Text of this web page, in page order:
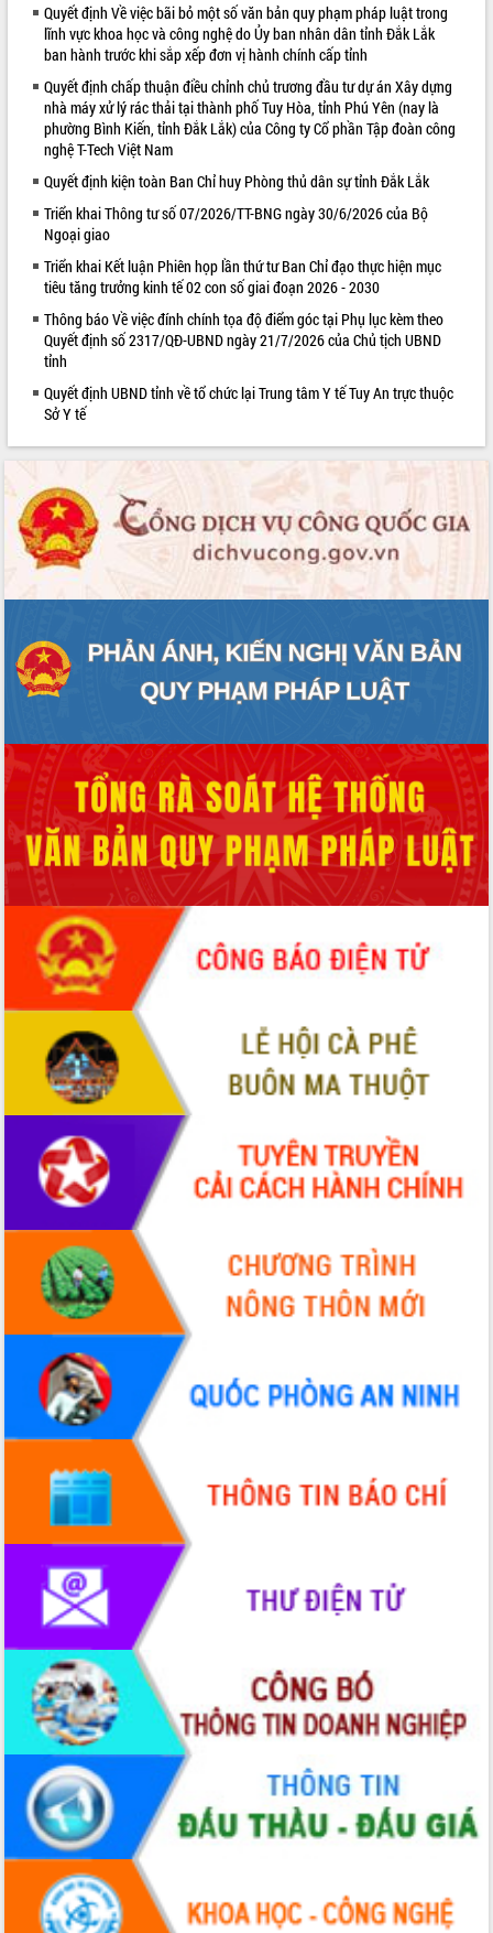
Loading the player...
Khám bệnh, cấp phát thuốc miễn phí
và tặng quà người dân xã Cư Pui
Hội nghị UBND tỉnh Đắk Lắk thường kỳ
tháng 7/2026
Lễ truy tặng danh hiệu “Bà Mẹ Việt
Nam Anh hùng” và trao Huân chương
Lao động
UBND tỉnh Đắk Lắk triển khai nhiệm
vụ 6 tháng cuối năm 2026
Kỳ họp thứ Hai, Hội đồng nhân dân
tỉnh khóa XI quyết nghị nhiều nội dung
quan trọng
Bí thư Tỉnh ủy Lương Nguyễn Minh
cách mạng
văn hóa, thể thao đáp ứng yêu cầu
Thường trực HĐND tỉnh Đắk Lắk gặp
mặt Đoàn chuyên gia y tế TP. Hồ Chí
Minh
Lễ truy điệu và an táng hài cốt liệt sĩ
xuất khẩu sầu riêng và triển khai quy
định EUDR
Thứ trưởng Bộ Nông nghiệp và Môi
sầu riêng tại Đắk Lắk
Trình diễn nghệ thuật chế biến các
món ăn từ sầu riêng
Đắk Lắk công bố Quy hoạch và xúc
tiến đầu tư tỉnh
Ngành cá ngừ Đắk Lắk chủ động thích
ứng để giữ vững thị trường xuất khẩu
Diễn đàn Kinh tế tư nhân Việt Nam đột
phá cơ chế - Hợp tác công tư
Đề án 06 tạo bước ngoặt đột phá trong
cải cách hành chính tỉnh Đắk Lắk
Kết nối tour, đẩy mạnh chuyển đổi số
để phát triển du lịch Đắk Lắk
Khởi động Dự án Đầu tư xây dựng hạ
tầng kỹ thuật Cụm công nghiệp Tân
Gặp mặt các cơ quan báo chí nhân Kỷ
niệm 101 năm Ngày Báo chí Cách
mạng Việt Nam
Đắk Lắk sơ kết 4 năm triển khai thực
hiện Đề án 06 của Chính phủ
Họp báo thông tin về Hội nghị Công bố
Quy hoạch và Xúc tiến đầu tư tỉnh Đắk
Khơi thông điểm nghẽn, đẩy nhanh
giải ngân vốn khắc phục thiên tai
HĐND tỉnh thông qua điều chỉnh Quy
hoạch tỉnh thời kỳ 2021-2030
Hội thảo góp ý hồ sơ điều chỉnh quy
hoạch tỉnh Đắk Lắk thời kỳ 2021-2030,
tầm nhìn đến năm 2050
Nâng cao hiệu quả hoạt động của các
doanh nghiệp nhà nước
Hội nghị triển khai kết nối mạng
truyền số liệu chuyên dùng phục vụ cơ
quan Đảng, Nhà nước
Lễ phát động chuỗi hoạt động chung
tay làm sạch môi trường
Xã Ea Kar bước chuyển mình trong
công tác cải cách hành chính mô hình
mới
UBND tỉnh họp báo định kỳ tháng 4
năm 2026
Hội thảo khoa học “Giải pháp thúc đẩy
phát triển nền kinh tế xanh tại tỉnh
Đắk Lắk”
Tăng cường giám sát, đôn đốc thực
hiện nhiệm vụ quản lý tài sản công
hàng tuần
ALBUM ẢNH
LIÊN KẾT WEB
Quyết định Về việc bãi bỏ một số văn bản quy phạm pháp luật trong
lĩnh vực khoa học và công nghệ do Ủy ban nhân dân tỉnh Đắk Lắk
ban hành trước khi sắp xếp đơn vị hành chính cấp tỉnh
Quyết định chấp thuận điều chỉnh chủ trương đầu tư dự án Xây dựng
nhà máy xử lý rác thải tại thành phố Tuy Hòa, tỉnh Phú Yên (nay là
phường Bình Kiến, tỉnh Đắk Lắk) của Công ty Cổ phần Tập đoàn công
nghệ T-Tech Việt Nam
Quyết định kiện toàn Ban Chỉ huy Phòng thủ dân sự tỉnh Đắk Lắk
Triển khai Thông tư số 07/2026/TT-BNG ngày 30/6/2026 của Bộ
Ngoại giao
Triển khai Kết luận Phiên họp lần thứ tư Ban Chỉ đạo thực hiện mục
tiêu tăng trưởng kinh tế 02 con số giai đoạn 2026 - 2030
Thông báo Về việc đính chính tọa độ điểm góc tại Phụ lục kèm theo
Quyết định số 2317/QĐ-UBND ngày 21/7/2026 của Chủ tịch UBND
tỉnh
Quyết định UBND tỉnh về tổ chức lại Trung tâm Y tế Tuy An trực thuộc
Sở Y tế